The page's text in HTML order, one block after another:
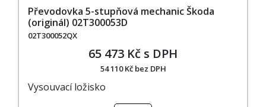
Převodovka 5-stupňová mechanic Škoda
(originál) 02T300053D
02T300052QX
65 473 Kč s DPH
54 110 Kč bez DPH
Vysouvací ložisko